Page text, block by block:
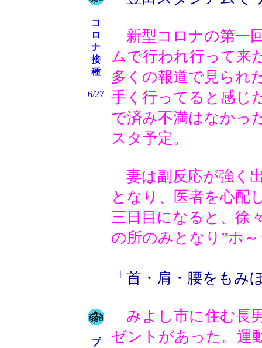
コ
ロ
ナ
接
種
6/27
新型コロナの第一
ムで行われ行って来
多くの報道で見られ
手く行ってると感じ
で済み不満はなかっ
スタ予定。
妻は副反応が強く
となり、医者を心配
三日目になると、徐
の所のみとなり”ホ
プ
「首・肩・腰をもみ
みよし市に住む長
ゼントがあった。運